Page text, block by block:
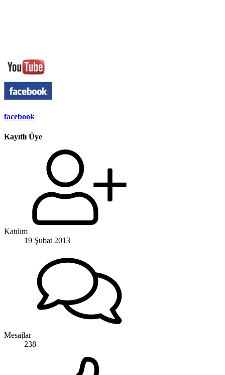
facebook
Kayıtlı Üye
Katılım
19 Şubat 2013
Mesajlar
238